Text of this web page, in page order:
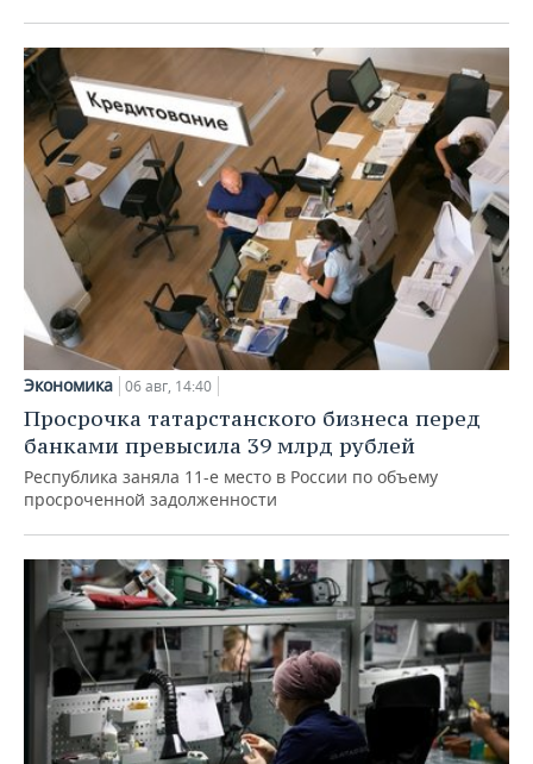
Экономика 06 авг, 14:40
Просрочка татарстанского бизнеса перед
банками превысила 39 млрд рублей
Республика заняла 11-е место в России по объему
просроченной задолженности